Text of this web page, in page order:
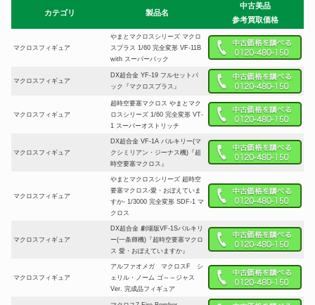
カテゴリ 製品名
中古美品
参考買取価格
マクロスフィギュア
やまとマクロスシリーズ マクロ
スプラス 1/60 完全変形 VF-11B
with スーパーパック
マクロスフィギュア
DX超合金 YF-19 フルセットパ
ック『マクロスプラス』
マクロスフィギュア
超時空要塞マクロス やまとマク
ロスシリーズ 1/60 完全変形 VT-
1 スーパーオストリッチ
マクロスフィギュア
DX超合金 VF-1A バルキリー(マ
クシミリアン・ジーナス機)『超
時空要塞マクロス』
マクロスフィギュア
やまとマクロスシリーズ 超時空
要塞マクロス-愛・おぼえていま
すか- 1/3000 完全変形 SDF-1 マ
クロス
マクロスフィギュア
DX超合金 劇場版VF-1Sバルキリ
ー(一条輝機)『超時空要塞マクロ
ス 愛・おぼえていますか』
マクロスフィギュア
アルファオメガ マクロスF シ
ェリル・ノーム ゴ～～ジャス
Ver. 完成品フィギュア